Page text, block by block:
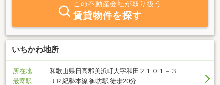
この不動産会社が取り扱う
賃貸物件を探す
いちかわ地所
所在地
和歌山県日高郡美浜町大字和田２１０１－３
最寄駅
ＪＲ紀勢本線 御坊駅 徒歩20分